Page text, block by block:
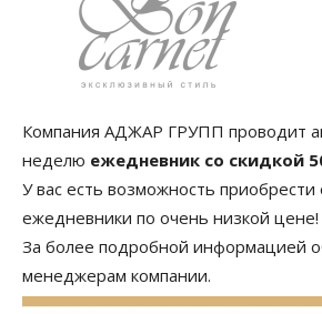
Компания АДЖАР ГРУПП проводит
неделю ежедневник со скидкой
У вас есть возможность
ежедневники по очень низкой цене!
За более подробной информацией
менеджерам компании.